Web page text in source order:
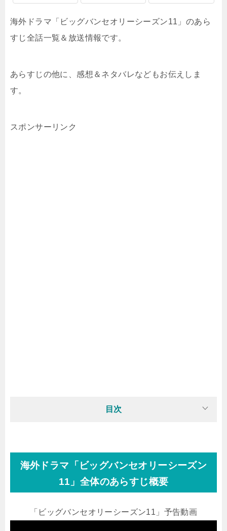
海外ドラマ「ビッグバンセオリーシーズン11」のあら
すじ全話一覧＆放送情報です。
あらすじの他に、感想＆ネタバレなどもお伝えしま
す。
スポンサーリンク
目次
海外ドラマ「ビッグバンセオリーシーズン
11」全体のあらすじ概要
「ビッグバンセオリーシーズン11」予告動画